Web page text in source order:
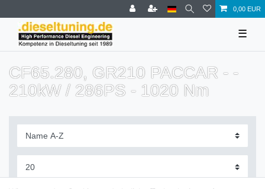
0,00 EUR
☰
CF65.280, GR210 PACCAR - -
210kW / 286PS - 1020 Nm